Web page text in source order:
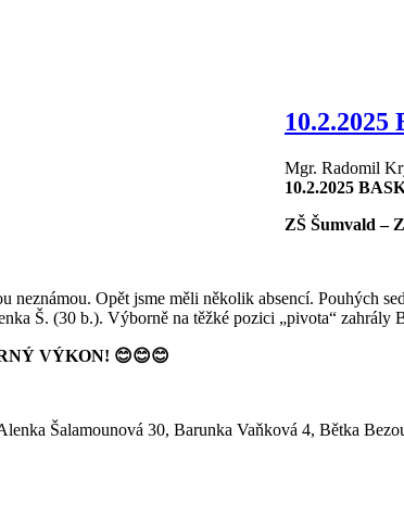
10.2.2025
Mgr. Radomil
10.2.2025
ZŠ Šumvald –
Opět jsme měli několik absencí. Pouhých
Š. (30 b.). Výborně na těžké pozici „pivota“
VÝKON! 😊😊😊
Šalamounová 30, Barunka Vaňková 4, Bětka